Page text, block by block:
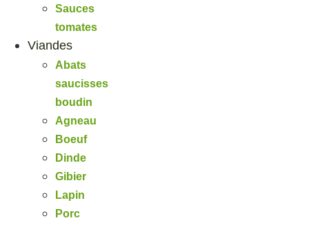
Sauces
tomates
Viandes
Abats
saucisses
boudin
Agneau
Boeuf
Dinde
Gibier
Lapin
Porc